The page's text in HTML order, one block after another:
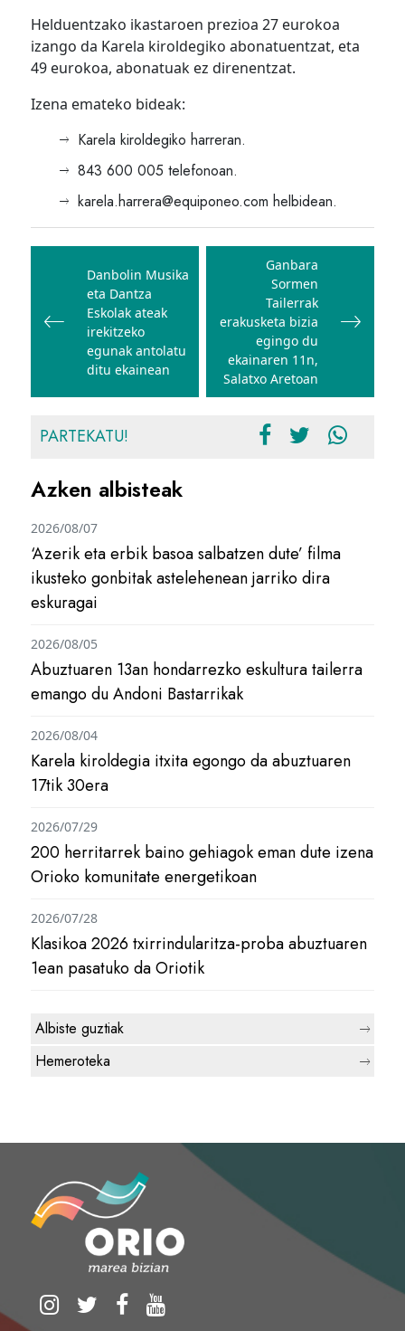
Helduentzako ikastaroen prezioa 27 eurokoa
izango da Karela kiroldegiko abonatuentzat, eta
49 eurokoa, abonatuak ez direnentzat.
Izena emateko bideak:
Karela kiroldegiko harreran.
843 600 005 telefonoan.
karela.harrera@equiponeo.com helbidean.
Bidalketetan
zehar
nabigatu
Danbolin Musika
eta Dantza
Eskolak ateak
irekitzeko
egunak antolatu
ditu ekainean
Ganbara
Sormen
Tailerrak
erakusketa bizia
egingo du
ekainaren 11n,
Salatxo Aretoan
PARTEKATU!
Azken albisteak
‘Azerik eta erbik basoa salbatzen dute’ filma
ikusteko gonbitak astelehenean jarriko dira
eskuragai
2026/08/07
Abuztuaren 13an hondarrezko eskultura tailerra
emango du Andoni Bastarrikak
2026/08/05
Karela kiroldegia itxita egongo da abuztuaren
17tik 30era
2026/08/04
200 herritarrek baino gehiagok eman dute izena
Orioko komunitate energetikoan
2026/07/29
Klasikoa 2026 txirrindularitza-proba abuztuaren
1ean pasatuko da Oriotik
2026/07/28
Albiste guztiak
Hemeroteka